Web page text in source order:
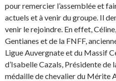
pour remercier l’assemblée et
actuels et à venir du groupe. Il
venir le rejoindre. En effet,
Gentianes et de la FNFF,
Ligue Auvergnate et du Massif
d’Isabelle Cazals, Présidente de
médaille de chevalier du Mérite